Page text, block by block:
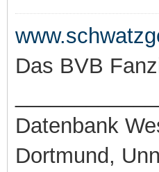
Das BVB
Datenbank
Dortmund,